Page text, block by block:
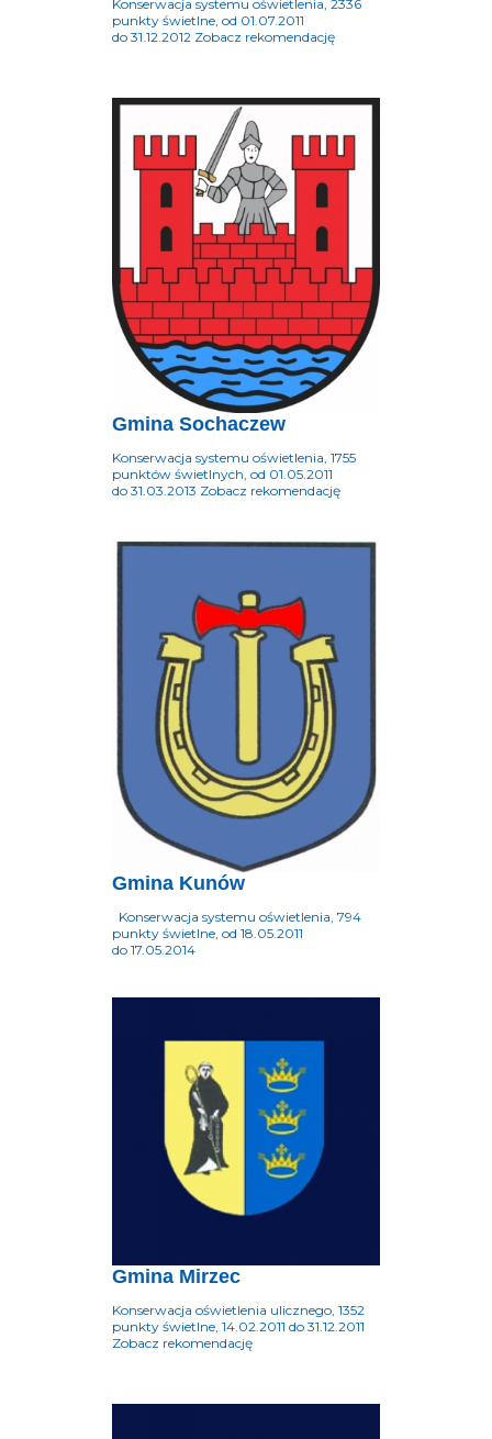
Konserwacja systemu oświetlenia, 2336
punkty świetlne, od 01.07.2011
do 31.12.2012 Zobacz rekomendację
Gmina Sochaczew
Konserwacja systemu oświetlenia, 1755
punktów świetlnych, od 01.05.2011
do 31.03.2013 Zobacz rekomendację
Gmina Kunów
Konserwacja systemu oświetlenia, 794
punkty świetlne, od 18.05.2011
do 17.05.2014
Gmina Mirzec
Konserwacja oświetlenia ulicznego, 1352
punkty świetlne, 14.02.2011 do 31.12.2011
Zobacz rekomendację